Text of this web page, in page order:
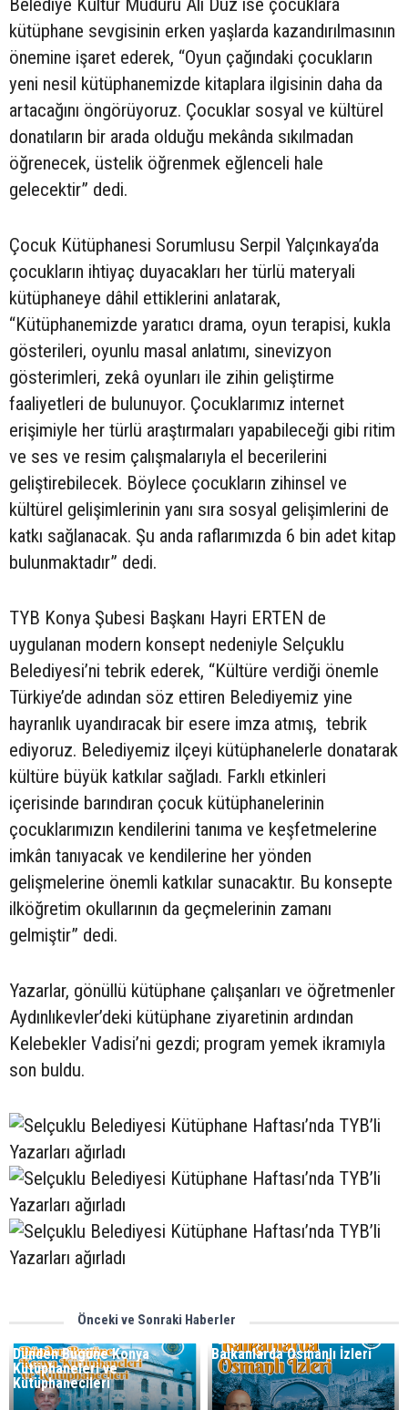
Belediye Kültür Müdürü Ali Düz ise çocuklara
kütüphane sevgisinin erken yaşlarda kazandırılmasının
önemine işaret ederek, “Oyun çağındaki çocukların
yeni nesil kütüphanemizde kitaplara ilgisinin daha da
artacağını öngörüyoruz. Çocuklar sosyal ve kültürel
donatıların bir arada olduğu mekânda sıkılmadan
öğrenecek, üstelik öğrenmek eğlenceli hale
gelecektir” dedi.
Çocuk Kütüphanesi Sorumlusu Serpil Yalçınkaya’da
çocukların ihtiyaç duyacakları her türlü materyali
kütüphaneye dâhil ettiklerini anlatarak,
“Kütüphanemizde yaratıcı drama, oyun terapisi, kukla
gösterileri, oyunlu masal anlatımı, sinevizyon
gösterimleri, zekâ oyunları ile zihin geliştirme
faaliyetleri de bulunuyor. Çocuklarımız internet
erişimiyle her türlü araştırmaları yapabileceği gibi ritim
ve ses ve resim çalışmalarıyla el becerilerini
geliştirebilecek. Böylece çocukların zihinsel ve
kültürel gelişimlerinin yanı sıra sosyal gelişimlerini de
katkı sağlanacak. Şu anda raflarımızda 6 bin adet kitap
bulunmaktadır” dedi.
TYB Konya Şubesi Başkanı Hayri ERTEN de
uygulanan modern konsept nedeniyle Selçuklu
Belediyesi’ni tebrik ederek, “Kültüre verdiği önemle
Türkiye’de adından söz ettiren Belediyemiz yine
hayranlık uyandıracak bir esere imza atmış, tebrik
ediyoruz. Belediyemiz ilçeyi kütüphanelerle donatarak
kültüre büyük katkılar sağladı. Farklı etkinleri
içerisinde barındıran çocuk kütüphanelerinin
çocuklarımızın kendilerini tanıma ve keşfetmelerine
imkân tanıyacak ve kendilerine her yönden
gelişmelerine önemli katkılar sunacaktır. Bu konsepte
ilköğretim okullarının da geçmelerinin zamanı
gelmiştir” dedi.
Yazarlar, gönüllü kütüphane çalışanları ve öğretmenler
Aydınlıkevler’deki kütüphane ziyaretinin ardından
Kelebekler Vadisi’ni gezdi; program yemek ikramıyla
son buldu.
Önceki ve Sonraki Haberler
Dünden Bugüne Konya
Kütüphaneleri ve
Kütüphanecileri
Balkanlarda Osmanlı İzleri